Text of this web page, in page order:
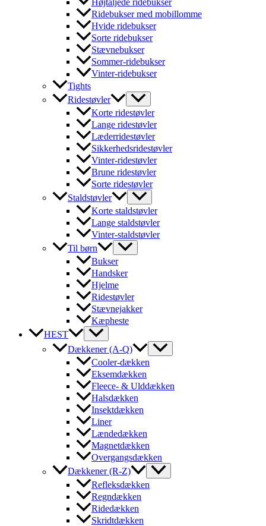
Højtaljede ridebukser
Ridebukser med mobillomme
Hvide ridebukser
Sorte ridebukser
Stævnebukser
Sommer-ridebukser
Vinter-ridebukser
Tights
Ridestøvler
Korte ridestøvler
Lange ridestøvler
Læderridestøvler
Sikkerhedsridestøvler
Vinter-ridestøvler
Brune ridestøvler
Sorte ridestøvler
Staldstøvler
Korte staldstøvler
Lange staldstøvler
Vinter-staldstøvler
Til børn
Bukser
Handsker
Hjelme
Ridestøvler
Stævnejakker
Kæpheste
HEST
Dækkener (A-Q)
Cooler-dækken
Eksemdækken
Fleece- & Ulddækken
Halsdækken
Insektdækken
Liner
Lændedækken
Magnetdækken
Overgangsdækken
Dækkener (R-Z)
Refleksdækken
Regndækken
Ridedækken
Skridtdækken